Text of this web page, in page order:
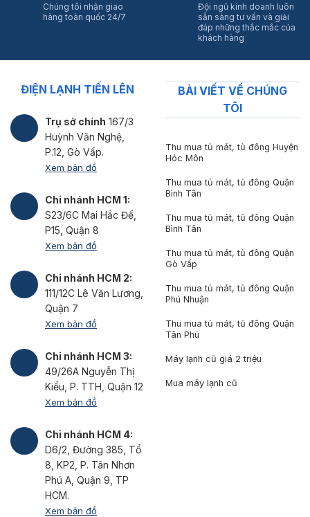
Chúng tôi nhận giao
hàng toàn quốc 24/7
Đội ngũ kinh doanh luôn
sẵn sàng tư vấn và giải
đáp những thắc mắc của
khách hàng
ĐIỆN LẠNH TIẾN LÊN
Trụ sở chính 167/3
Huỳnh Văn Nghệ,
P.12, Gò Vấp.
Xem bản đồ
Chi nhánh HCM 1:
S23/6C Mai Hắc Đế,
P15, Quận 8
Xem bản đồ
Chi nhánh HCM 2:
111/12C Lê Văn Lương,
Quận 7
Xem bản đồ
Chi nhánh HCM 3:
49/26A Nguyễn Thị
Kiểu, P. TTH, Quận 12
Xem bản đồ
Chi nhánh HCM 4:
D6/2, Đường 385, Tổ
8, KP2, P. Tân Nhơn
Phú A, Quận 9, TP
HCM.
Xem bản đồ
BÀI VIẾT VỀ CHÚNG
TÔI
Thu mua tủ mát, tủ đông Huyện
Hóc Môn
Thu mua tủ mát, tủ đông Quận
Bình Tân
Thu mua tủ mát, tủ đông Quận
Bình Tân
Thu mua tủ mát, tủ đông Quận
Gò Vấp
Thu mua tủ mát, tủ đông Quận
Phú Nhuận
Thu mua tủ mát, tủ đông Quận
Tân Phú
Máy lạnh cũ giá 2 triệu
Mua máy lạnh cũ